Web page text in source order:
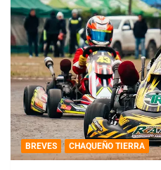
BREVES CHAQUEÑO TIERRA